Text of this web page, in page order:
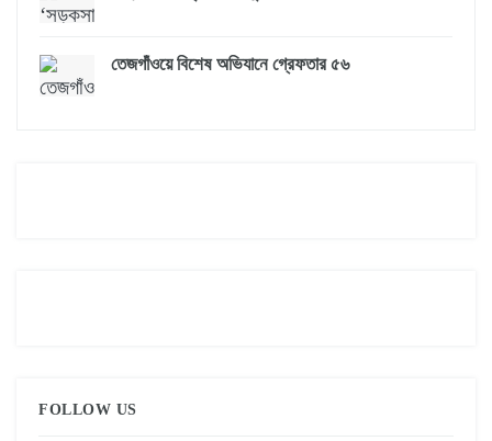
তেজগাঁওয়ে বিশেষ অভিযানে গ্রেফতার ৫৬
FOLLOW US